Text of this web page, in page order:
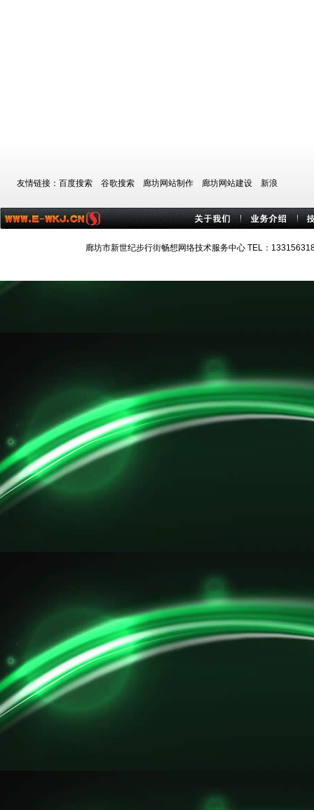
友情链接： 百度搜索 谷歌搜索 廊坊网站制作 廊坊网站建设 新浪
廊坊市新世纪步行街畅想网络技术服务中心 TEL：